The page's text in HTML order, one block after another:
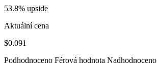
53.8% upside
Aktuální cena
$0.091
Podhodnoceno Férová hodnota Nadhodnoceno